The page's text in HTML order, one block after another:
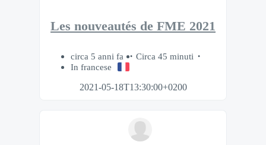
Les nouveautés de FME 2021
circa 5 anni fa
Circa 45 minuti
In francese
2021-05-18T13:30:00+0200